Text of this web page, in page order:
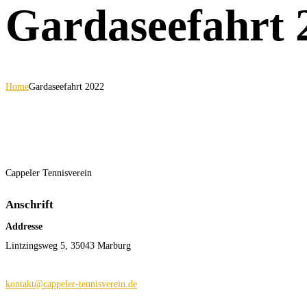
Gardaseefahrt
HomeGardaseefahrt 2022
Cappeler Tennisverein
Anschrift
Addresse
Lintzingsweg 5, 35043 Marburg
kontakt@cappeler-tennisverein.de